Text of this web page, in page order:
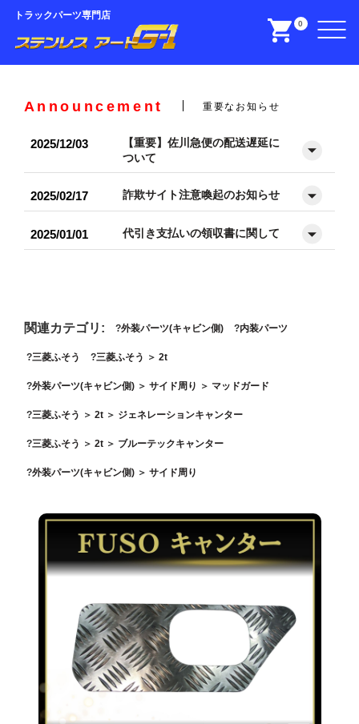
トラックパーツ専門店
0
Announcement 重要なお知らせ
2025/12/03
【重要】佐川急便の配送遅延に
ついて
2025/02/17 詐欺サイト注意喚起のお知らせ
2025/01/01 代引き支払いの領収書に関して
関連カテゴリ: 外装パーツ(キャビン側) 内装パーツ
三菱ふそう 三菱ふそう ＞ 2t
外装パーツ(キャビン側) ＞ サイド周り ＞ マッドガード
三菱ふそう ＞ 2t ＞ ジェネレーションキャンター
三菱ふそう ＞ 2t ＞ ブルーテックキャンター
外装パーツ(キャビン側) ＞ サイド周り